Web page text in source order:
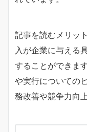
記事を読むメリッ
入が企業に与える
することができま
や実行についての
務改善や競争力向